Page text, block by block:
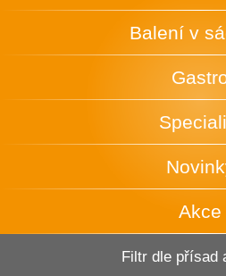
Balení v
Akce
Filtr dle přísad